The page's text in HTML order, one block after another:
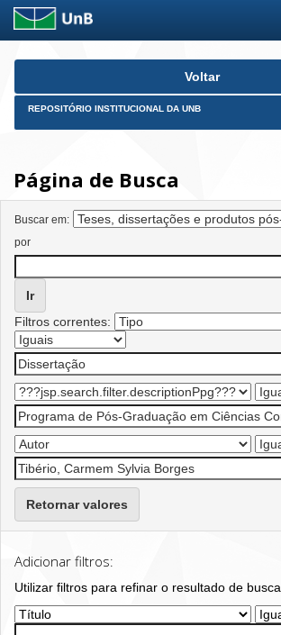
Skip
Voltar
REPOSITÓRIO INSTITUCIONAL DA UNB
Página de Busca
Buscar em:
por
Filtros correntes:
Retornar valores
Adicionar filtros:
Utilizar filtros para refinar o resultado de busca.